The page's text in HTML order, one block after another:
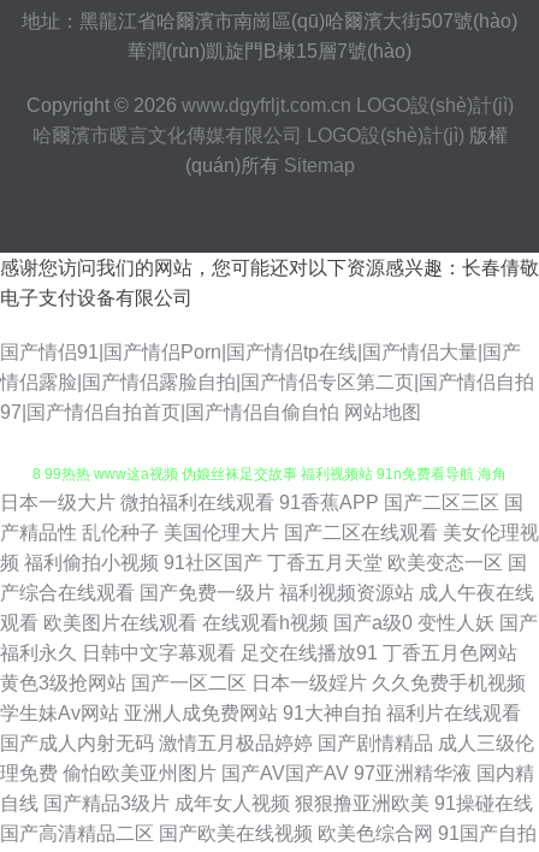
地址：黑龍江省哈爾濱市南崗區(qū)哈爾濱大街507號(hào)
華潤(rùn)凱旋門B棟15層7號(hào)
Copyright © 2026 www.dgyfrljt.com.cn
LOGO設(shè)計(jì)
哈爾濱市暖言文化傳媒有限公司
LOGO設(shè)計(jì) 版權
(quán)所有 Sitemap
感谢您访问我们的网站，您可能还对以下资源感兴趣：长春倩敬
电子支付设备有限公司
国产情侣91|国产情侣Porn|国产情侣tp在线|国产情侣大量|国产
情侣露脸|国产情侣露脸自拍|国产情侣专区第二页|国产情侣自拍
97|国产情侣自拍首页|国产情侣自偷自怕 网站地图
精品91 国产一区二哥 国产人妖一区二区视频 91传媒视频网站 韩国色片妈妈
8 99热热 www这a视频 伪娘丝袜足交故事 福利视频站 91n免费看导航 海角
社区有码 岛国色情资源 日本在线不卡啊 人人99爱爽 www91视频大全 日韩
新片网桃色AV 91po福利姬 欧美福利A√福利 97精品视频在线 天天干天天在
肏屄蝌蚪制片厂 伪娘TS一区二区 大香蕉92 四虎极品区 成全大全免费大全
亚洲日韩不卡一区在线 污网址在线观看 国产精品成人久久 91prom在线观看
日本一级大片 微拍福利在线观看 91香蕉APP 国产二区三区 国
产精品性 乱伦种子 美国伦理大片 国产二区在线观看 美女伦理视
频 福利偷拍小视频 91社区国产 丁香五月天堂 欧美变态一区 国
产综合在线观看 国产免费一级片 福利视频资源站 成人午夜在线
观看 欧美图片在线观看 在线观看h视频 国产a级0 变性人妖 国产
福利永久
日韩中文字幕观看 足交在线播放91 丁香五月色网站
黄色3级抢网站 国产一区二区 日本一级婬片 久久免费手机视频
学生妹Av网站 亚洲人成免费网站 91大神自拍 福利片在线观看
国产成人内射无码 激情五月极品婷婷 国产剧情精品 成人三级伦
理免费 偷怕欧美亚州图片 国产AV国产AV 97亚洲精华液 国内精
自线 国产精品3级片 成年女人视频 狠狠撸亚洲欧美 91操碰在线
国产高清精品二区 国产欧美在线视频 欧美色综合网 91国产自拍